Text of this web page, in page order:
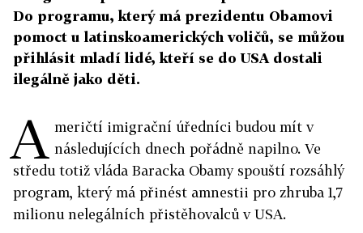
Do programu, který má prezidentu Obamovi
pomoct u latinskoamerických voličů, se můžou
přihlásit mladí lidé, kteří se do USA dostali
ilegálně jako děti.
A meričtí imigrační úředníci budou mít v
následujících dnech pořádně napilno. Ve
středu totiž vláda Baracka Obamy spouští rozsáhlý
program, který má přinést amnestii pro zhruba 1,7
milionu nelegálních přistěhovalců v USA.